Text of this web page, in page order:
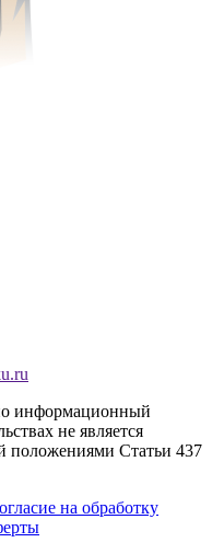
информационный
не является
положениями Статьи 437
на обработку